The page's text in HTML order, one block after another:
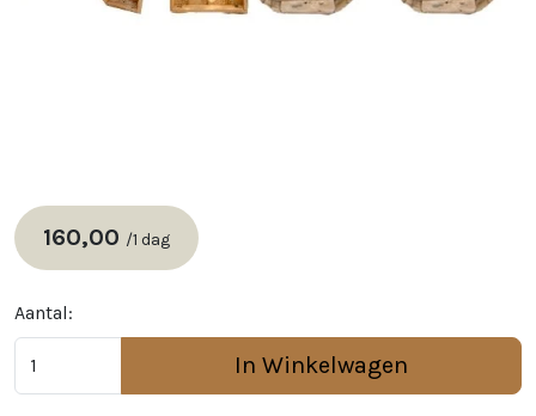
160,00 /1 dag
Aantal:
In Winkelwagen